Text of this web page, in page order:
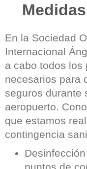
En la Sociedad
Internacional
a cabo todos los
necesarios para
seguros durante
aeropuerto.
que estamos
contingencia